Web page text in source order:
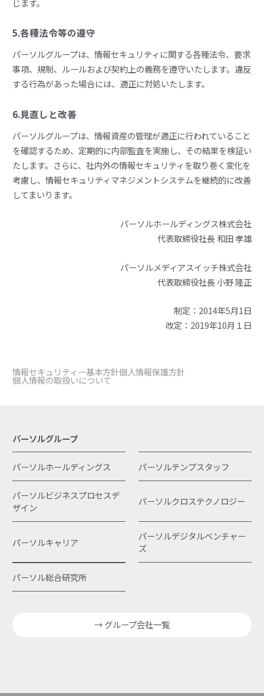
5.各種法令等の遵守
パーソルグループは、情報セキュリティに関する各種法令、要求
事項、規制、ルールおよび契約上の義務を遵守いたします。違反
する行為があった場合には、適正に対処いたします。
6.見直しと改善
パーソルグループは、情報資産の管理が適正に行われていること
を確認するため、定期的に内部監査を実施し、その結果を検証い
たします。さらに、社内外の情報セキュリティを取り巻く変化を
考慮し、情報セキュリティマネジメントシステムを継続的に改善
してまいります。
パーソルホールディングス株式会社
代表取締役社長 和田 孝雄
パーソルメディアスイッチ株式会社
代表取締役社長 小野 隆正
制定：2014年5月1日
改定：2019年10月１日
情報セキュリティー基本方針個人情報保護方針
個人情報の取扱いについて
パーソルグループ
パーソルホールディングス パーソルテンプスタッフ
パーソルビジネスプロセスデ
ザイン
パーソルクロステクノロジー
パーソルキャリア
パーソルデジタルベンチャー
ズ
パーソル総合研究所
→ グループ会社一覧